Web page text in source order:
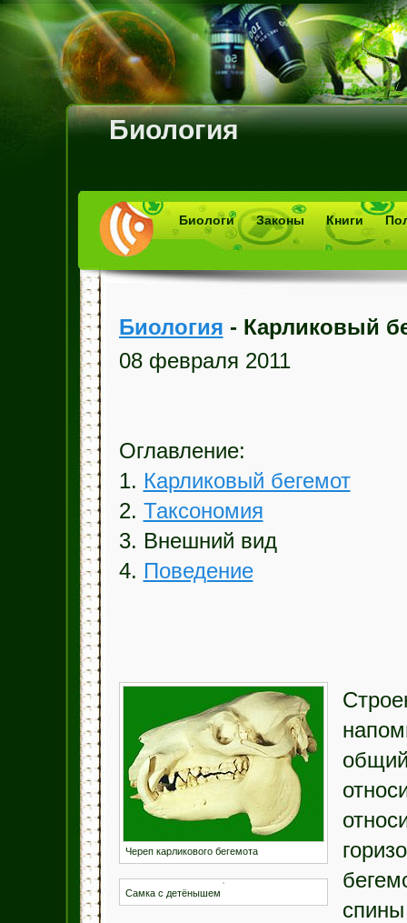
Биология
Биологи Законы Книги
Биология - Карликовый
08 февраля 2011
Оглавление:
1. Карликовый бегемот
2. Таксономия
3. Внешний вид
4. Поведение
Череп карликового бегемота
Самка с детёнышем